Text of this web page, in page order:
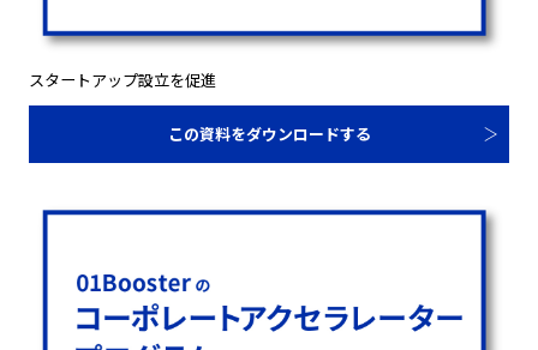
スタートアップ設立を促進
この資料をダウンロードする